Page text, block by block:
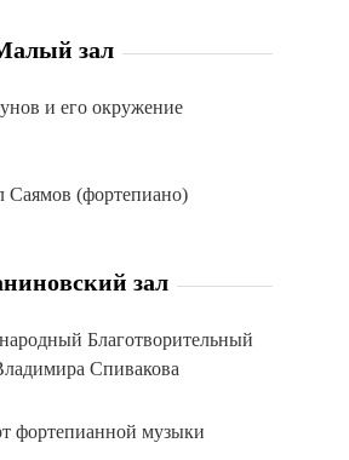
зал
и его окружение
Саямов (фортепиано)
зал
Благотворительный
Спивакова
фортепианной музыки